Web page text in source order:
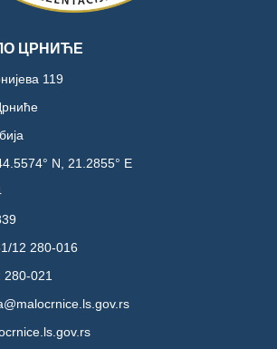
ЦРНИЋЕ
119
N, 21.2855° E
12 280-016
021